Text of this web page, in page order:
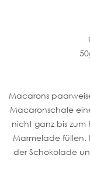
Macarons
Macaronschale
nicht ganz bis
Marmelade füllen.
der Schokolade